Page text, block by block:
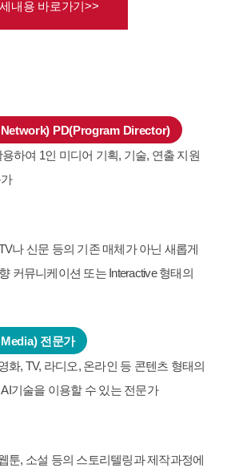
내용 바로가기>>
PD(Program Director)
하여 1인 미디어 기획, 기술, 연출 지원
나 신문 등의 기존 매체가 아닌 새롭게
커뮤니케이션 또는 Interactive 형태의
전문가
화, TV, 라디오, 온라인 등 콘텐츠 형태의
기술을 이용할 수 있는 전문가
툰, 소설 등의 스토리텔링과 제작과정에